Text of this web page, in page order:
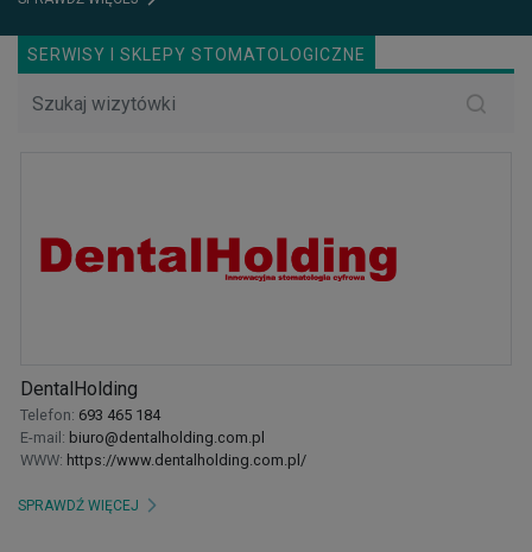
SERWISY I SKLEPY STOMATOLOGICZNE
Invisalign
Telefon: 71 747 28 00
E-mail: Privacy@aligntech.com
WWW: https://www.invisalign.pl
SPRAWDŹ WIĘCEJ